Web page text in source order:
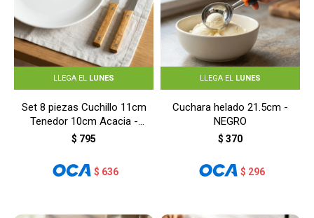
LLEGA EL LUNES
Set 8 piezas Cuchillo 11cm
Tenedor 10cm Acacia -
MADERA
$ 795
$ 636
LLEGA EL LUNES
Cuchara helado 21.5cm -
NEGRO
$ 370
$ 296